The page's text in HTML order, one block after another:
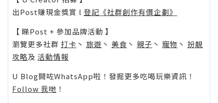
出Post賺現金獎賞 l 登記《社群創作有價企劃》
【 睇Post + 參加品牌活動 】
瀏覽更多社群 打卡 丶 旅遊 丶 美食 丶 親子 丶 寵物 丶 扮靚
攻略及 活動情報
U Blog開咗WhatsApp啦！發掘更多吃喝玩樂資訊！
Follow 我哋 ！